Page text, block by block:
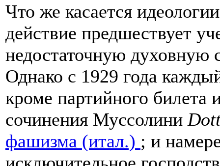
Что же касается
действие предшествует
недостаточную духовную
Однако с 1929 года
кроме партийного билета
сочинения Муссолини
фашизма (итал.) ; и